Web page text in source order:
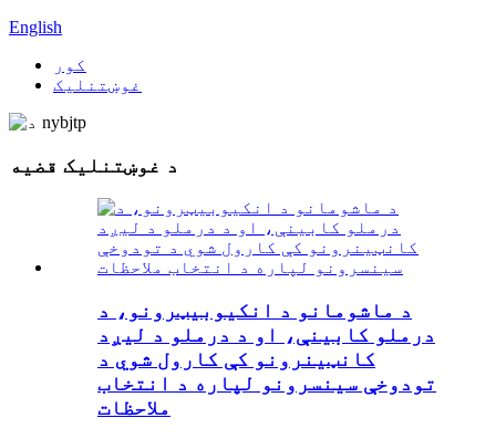
English
کور
غوښتنلیک
د غوښتنلیک قضیه
د ماشومانو د انکیوبیټرونو، د
درملو کابینې، او د درملو د لیږد
کانټینرونو کې کارول شوي د
تودوخې سینسرونو لپاره د انتخاب
ملاحظات